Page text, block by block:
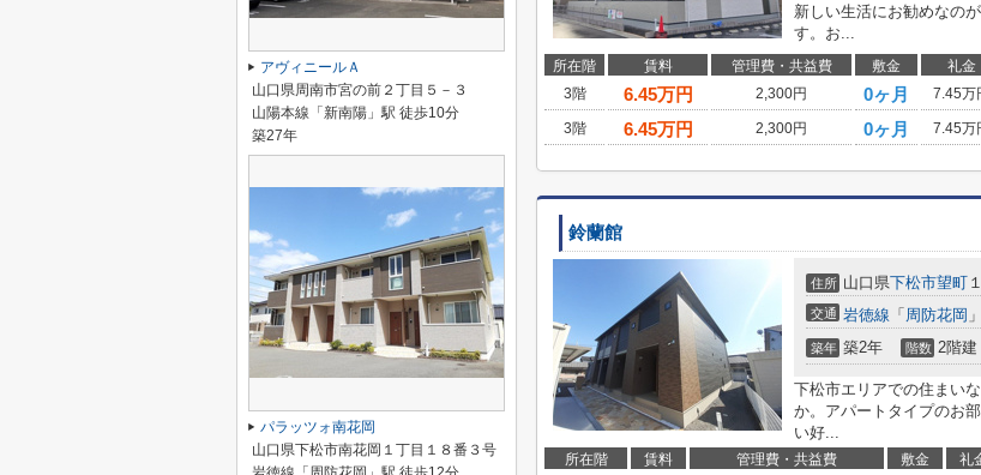
新しい生活にお勧めなの
す。お...
所在階 賃料 管理費・共益費 敷金 礼金
3階
6.45万円 2,300円 0ヶ月 7.45万
3階
6.45万円 2,300円 0ヶ月 7.45万
鈴蘭館
住所 山口県下松市望町
交通 岩徳線 「 周防花岡
築年 築2年 階数 2階建
下松市エリアでの住まい
か。アパートタイプのお
い好...
所在階 賃料 管理費・共益費 敷金 礼
アヴィニールＡ
山口県周南市宮の前２丁目５－３
山陽本線「新南陽」駅 徒歩10分
築27年
パラッツォ南花岡
山口県下松市南花岡１丁目１８番３号